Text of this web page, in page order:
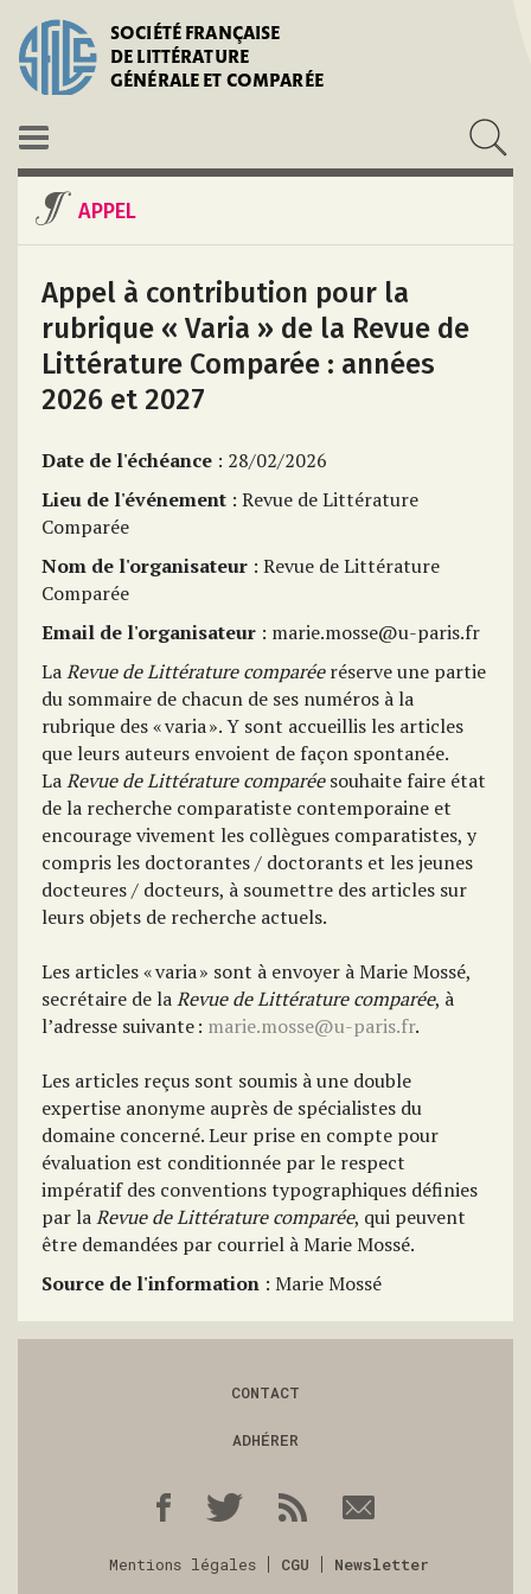
SOCIÉTÉ FRANÇAISE
DE LITTÉRATURE
GÉNÉRALE ET COMPARÉE
APPEL
Appel à contribution pour la
rubrique « Varia » de la Revue de
Littérature Comparée : années
2026 et 2027
Date de l'échéance : 28/02/2026
Lieu de l'événement : Revue de Littérature
Comparée
Nom de l'organisateur : Revue de Littérature
Comparée
Email de l'organisateur : marie.mosse@u-paris.fr
LaRevue de Littérature comparéeréserve une partie
du sommaire de chacun de ses numéros à la
rubrique des « varia ». Y sont accueillis les articles
que leurs auteurs envoient de façon spontanée.
LaRevue de Littérature comparéesouhaite faire état
de la recherche comparatiste contemporaine et
encourage vivement les collègues comparatistes, y
compris les doctorantes / doctorants et les jeunes
docteures / docteurs, à soumettre des articles sur
leurs objets de recherche actuels.
Les articles « varia » sont à envoyer à Marie Mossé,
secrétaire de laRevue de Littérature comparée, à
l’adresse suivante : marie.mosse@u-paris.fr.
Les articles reçus sont soumis à une double
expertise anonyme auprès de spécialistes du
domaine concerné. Leur prise en compte pour
évaluation est conditionnée par le respect
impératif des conventions typographiques définies
par laRevue de Littérature comparée, qui peuvent
être demandées par courriel à Marie Mossé.
Source de l'information : Marie Mossé
CONTACT
ADHÉRER
Mentions légales CGU Newsletter